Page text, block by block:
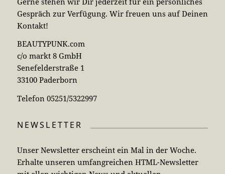
Gespräch zur Verfügung. Wir freuen uns auf Deinen
Kontakt!
BEAUTYPUNK.com
c/o markt 8 GmbH
Senefelderstraße 1
33100 Paderborn
Telefon 05251/5322997
NEWSLETTER
Unser Newsletter erscheint ein Mal in der Woche.
Erhalte unseren umfangreichen HTML-Newsletter